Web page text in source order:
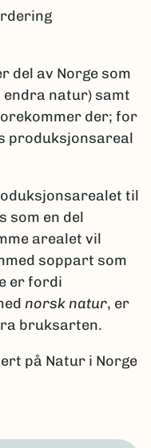
del av Norge som
natur) samt
der; for
produksjonsareal
til
som en del
arealet vil
soppart som
er fordi
norsk natur, er
bruksarten.
på Natur i Norge